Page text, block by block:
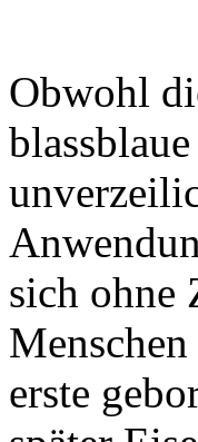
Obwohl
sich ohne
erste